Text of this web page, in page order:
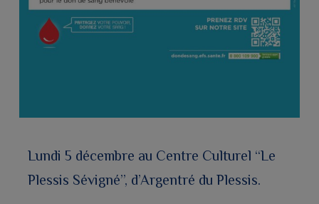
Lundi 5 décembre au Centre Culturel “Le
Plessis Sévigné”, d’Argentré du Plessis.